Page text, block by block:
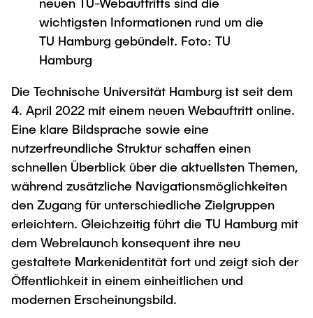
Newsroom
Press Release
Flyers and brochures
Events
Merchandise-Shop
Working at TU Hamburg
Job opportunities
Faculty recruiting
Information for new employees
New@tuhh
Around student life
study organization
AI in Education
After Graduation
Alumni
Career Center
Doctoral Degrees
Continuing Education
UNU HUB "Engineering to Face Climate
Change"
Early Career Research Support
Good Scientific Practice
Future Lectures
Team
Research & Transfer News
Interdisciplinary Workshop of the FSP
Process Engineering
Study programs
Research and Institutes
Technology and Innovation in Education
News
Study programs
Research and Institutes
Management Sciences and Technology
Study Programs
Research and Institutes
Mechanical Engineering
Exchange students
Intercultural Hub
International Scholars & Guests
Partnerships and Strategy
Study Exchange Partnerships
How to establish partnerships
Strategy
ECIU University
Contacts & International Team
wichtigsten Informationen rund um die
TU Hamburg gebündelt. Foto: TU
Hamburg
Die Technische Universität Hamburg ist seit dem
4. April 2022 mit einem neuen Webauftritt online.
Eine klare Bildsprache sowie eine
nutzerfreundliche Struktur schaffen einen
schnellen Überblick über die aktuellsten Themen,
während zusätzliche Navigationsmöglichkeiten
den Zugang für unterschiedliche Zielgruppen
erleichtern. Gleichzeitig führt die TU Hamburg mit
dem Webrelaunch konsequent ihre neu
gestaltete Markenidentität fort und zeigt sich der
Öffentlichkeit in einem einheitlichen und
modernen Erscheinungsbild.